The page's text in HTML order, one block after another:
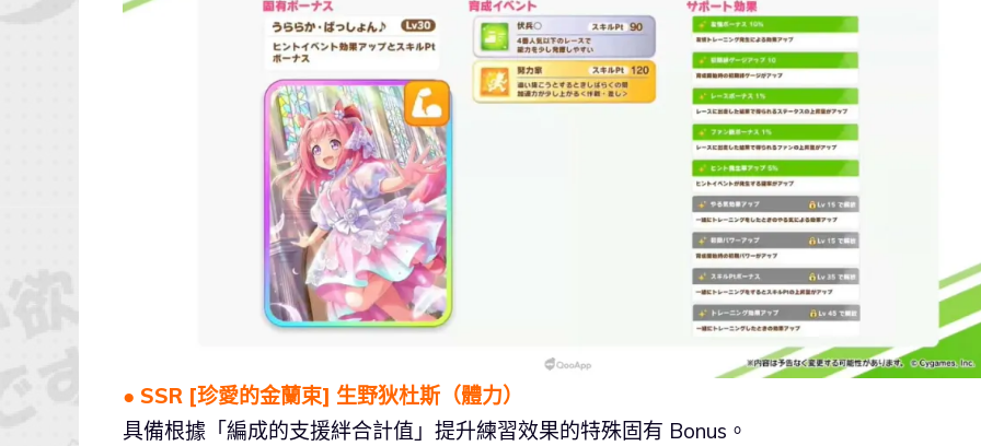
● SSR [珍愛的金蘭束] 生野狄杜斯（體力）
具備根據「編成的支援絆合計值」提升練習效果的特殊固有 Bonus。